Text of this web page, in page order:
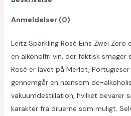
Anmeldelser (0)
Leitz Sparkling Rosé Eins Zwei
en alkoholfri vin, der faktisk smager
Rosé er lavet på Merlot,
gennemgår en nænsom de-
vakuumdestillation, hvilket bevarer
karakter fra druerne som muligt.